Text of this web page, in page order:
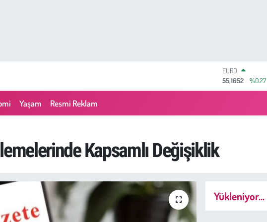
STERLİN
64,4046
%0.35
GRAM ALTIN
Yaşam Resmi Reklam
Kapsamlı Değişiklik
Yükleniyor...